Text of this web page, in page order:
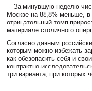
За минувшую неделю
Москве на 88,8% меньше, в
отрицательный темп
материале столичного
Согласно данным
которым можно избежать
как обезопасить себя и
контрактно-
три варианта, при которых